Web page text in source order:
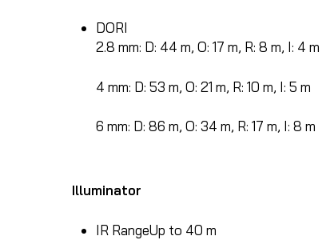
DORI
2.8 mm: D: 44 m, O: 17 m, R: 8 m, I: 4 m
4 mm: D: 53 m, O: 21 m, R: 10 m, I: 5 m
6 mm: D: 86 m, O: 34 m, R: 17 m, I: 8 m
Illuminator
IR RangeUp to 40 m